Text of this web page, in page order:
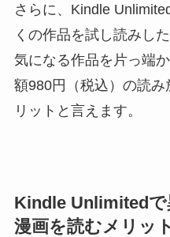
さらに、Kindle
くの作品を試し読みし
気になる作品を片っ端
額980円（税込）の読
リットと言えます。
Kindle Unlimitedで
漫画を読むメリット